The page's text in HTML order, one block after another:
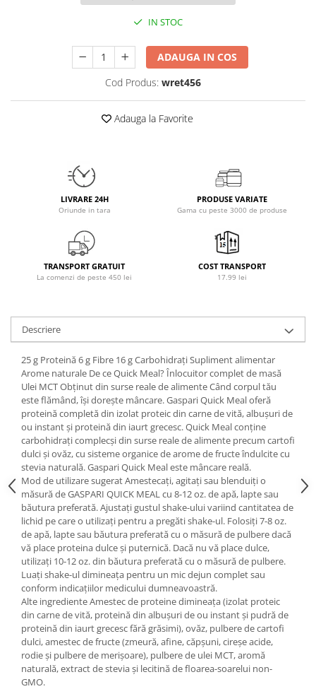
Power System
Pro Tan
Rich Piana 5% Nutrition
Skill Nutrition
Under Armour
Universal
Vitargo
Weider
Zenana
IN STOC
ADAUGA IN COS
Cod Produs: wret456
Adauga la Favorite
LIVRARE 24H
Oriunde in tara
PRODUSE VARIATE
Gama cu peste 3000 de produse
TRANSPORT GRATUIT
La comenzi de peste 450 lei
COST TRANSPORT
17.99 lei
Descriere
25 g Proteină 6 g Fibre 16 g Carbohidrați Supliment alimentar
Arome naturale De ce Quick Meal? Înlocuitor complet de masă
Ulei MCT Obținut din surse reale de alimente Când corpul tău
este flămând, își dorește mâncare. Gaspari Quick Meal oferă
proteină completă din izolat proteic din carne de vită, albușuri de
ou instant și proteină din iaurt grecesc. Quick Meal conține
carbohidrați complecși din surse reale de alimente precum cartofi
dulci și ovăz, cu sisteme organice de arome de fructe îndulcite cu
stevia naturală. Gaspari Quick Meal este mâncare reală.
Mod de utilizare sugerat Amestecați, agitați sau blenduiți o
măsură de GASPARI QUICK MEAL cu 8-12 oz. de apă, lapte sau
băutura preferată. Ajustați gustul shake-ului variind cantitatea de
lichid pe care o utilizați pentru a pregăti shake-ul. Folosiți 7-8 oz.
de apă, lapte sau băutura preferată cu o măsură de pulbere dacă
vă place proteina dulce și puternică. Dacă nu vă place dulce,
utilizați 10-12 oz. din băutura preferată cu o măsură de pulbere.
Luați shake-ul dimineața pentru un mic dejun complet sau
conform indicațiilor medicului dumneavoastră.
Alte ingrediente Amestec de proteine dimineața (izolat proteic
din carne de vită, proteină din albușuri de ou instant și pudră de
proteină din iaurt grecesc fără grăsimi), ovăz, pulbere de cartofi
dulci, amestec de fructe (zmeură, afine, căpșuni, cireșe acide,
rodie și pulbere de merișoare), pulbere de ulei MCT, aromă
naturală, extract de stevia și lecitină de floarea-soarelui non-
GMO.